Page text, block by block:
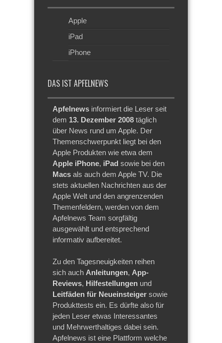
Apple
iPad
iPhone
DAS IST APFELNEWS
Apfelnews informiert die Leser seit
dem 13. Dezember 2008 täglich
über News rund um Apple. Der
Themenschwerpunkt liegt bei den
Apple Produkten wie etwa dem
Apple iPhone, iPad sowie bei den
Macs als auch dem Apple TV. Die
stets aktuellen Nachrichten aus der
Apple Welt und den angrenzenden
Themenfeldern, werden von dem
Apfelnews Team sorgfältig
ausgewählt und entsprechend
informativ aufbereitet.
Zu den Tagesneuigkeiten reihen
sich auch Anleitungen, App-
Reviews, Hilfestellungen und
Leitfäden für Neueinsteiger sowie
Produkttests ein. Es dürfte also für
jeden Leser etwas Interessantes
und Mehrwerthaltiges dabei sein.
Apfelnews ist eine Plattform welche